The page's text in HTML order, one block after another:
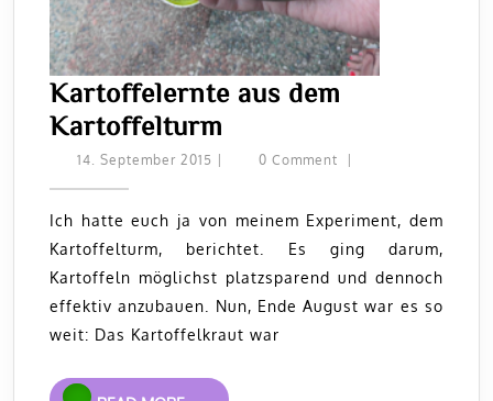
Kartoffelernte aus dem
Kartoffelturm
aus
Kartoffelturm
14. September 2015 14.
0 Comment
Ich hatte euch ja von meinem Experiment, dem
Kartoffelturm, berichtet. Es ging darum,
Kartoffeln möglichst platzsparend und dennoch
effektiv anzubauen. Nun, Ende August war es so
weit: Das Kartoffelkraut war
READ